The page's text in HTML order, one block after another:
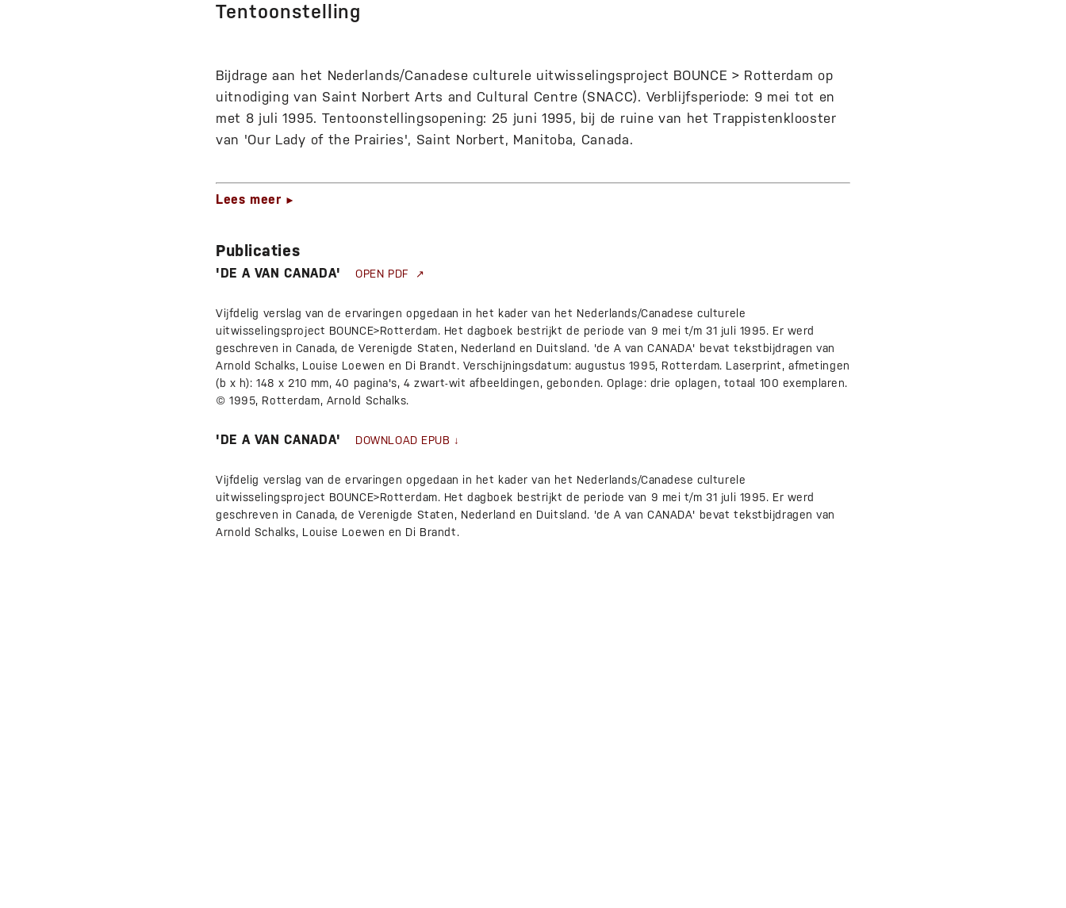
Tentoonstelling
Bijdrage aan het Nederlands/Canadese culturele uitwisselingsproject BOUNCE > Rotterdam op
uitnodiging van Saint Norbert Arts and Cultural Centre (SNACC). Verblijfsperiode: 9 mei tot en
met 8 juli 1995. Tentoonstellingsopening: 25 juni 1995, bij de ruine van het Trappistenklooster
van 'Our Lady of the Prairies', Saint Norbert, Manitoba, Canada.
Lees meer ►
Publicaties
'DE A VAN CANADA' OPEN PDF
Vijfdelig verslag van de ervaringen opgedaan in het kader van het Nederlands/Canadese culturele
uitwisselingsproject BOUNCE>Rotterdam. Het dagboek bestrijkt de periode van 9 mei t/m 31 juli 1995. Er werd
geschreven in Canada, de Verenigde Staten, Nederland en Duitsland. 'de A van CANADA' bevat tekstbijdragen van
Arnold Schalks, Louise Loewen en Di Brandt. Verschijningsdatum: augustus 1995, Rotterdam. Laserprint, afmetingen
(b x h): 148 x 210 mm, 40 pagina's, 4 zwart-wit afbeeldingen, gebonden. Oplage: drie oplagen, totaal 100 exemplaren.
© 1995, Rotterdam, Arnold Schalks.
'DE A VAN CANADA' DOWNLOAD EPUB
Vijfdelig verslag van de ervaringen opgedaan in het kader van het Nederlands/Canadese culturele
uitwisselingsproject BOUNCE>Rotterdam. Het dagboek bestrijkt de periode van 9 mei t/m 31 juli 1995. Er werd
geschreven in Canada, de Verenigde Staten, Nederland en Duitsland. 'de A van CANADA' bevat tekstbijdragen van
Arnold Schalks, Louise Loewen en Di Brandt.